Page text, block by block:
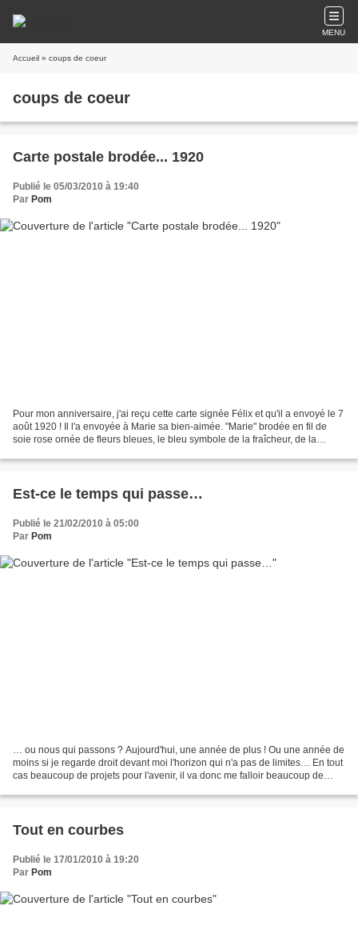
MENU
Accueil » coups de coeur
coups de coeur
Carte postale brodée... 1920
Publié le 05/03/2010 à 19:40
Par Pom
Pour mon anniversaire, j'ai reçu cette carte signée Félix et qu'il a envoyé le 7
août 1920 ! Il l'a envoyée à Marie sa bien-aimée. "Marie" brodée en fil de
soie rose ornée de fleurs bleues, le bleu symbole de la fraîcheur, de la
Est-ce le temps qui passe…
Publié le 21/02/2010 à 05:00
Par Pom
… ou nous qui passons ? Aujourd'hui, une année de plus ! Ou une année de
moins si je regarde droit devant moi l'horizon qui n'a pas de limites… En tout
cas beaucoup de projets pour l'avenir, il va donc me falloir beaucoup de
Tout en courbes
Publié le 17/01/2010 à 19:20
Par Pom